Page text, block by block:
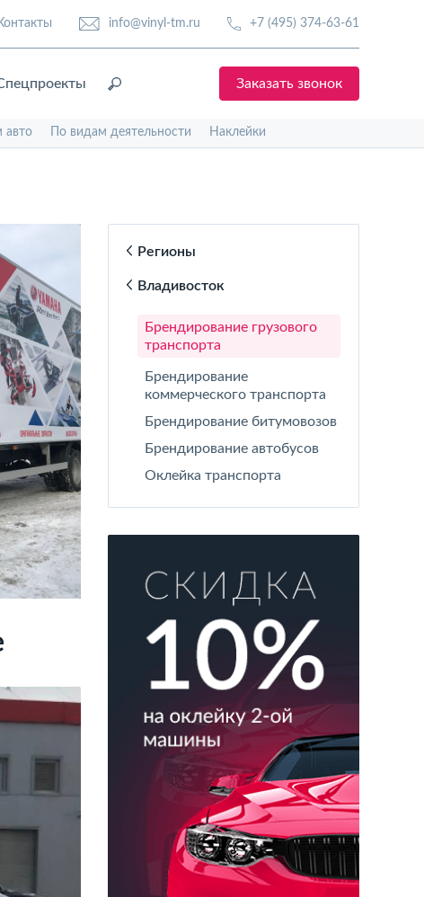
info@vinyl-tm.ru +7 (495) 374-63-61
Заказать звонок
авто По видам деятельности Наклейки
Регионы
Владивосток
Брендирование грузового
транспорта
Брендирование
коммерческого транспорта
Брендирование битумовозов
Брендирование автобусов
Оклейка транспорта